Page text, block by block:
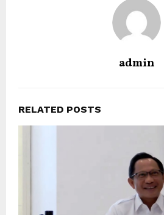
admin
RELATED POSTS